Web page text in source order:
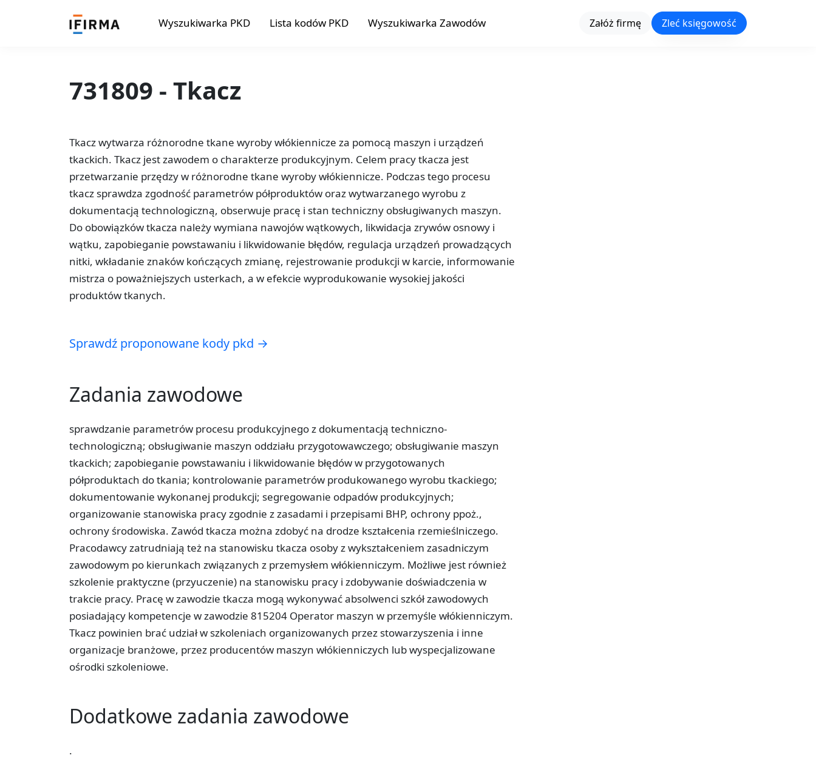
Wyszukiwarka PKD Lista kodów PKD Wyszukiwarka Zawodów Załóż firmę Zleć księgowość
731809 - Tkacz
Tkacz wytwarza różnorodne tkane wyroby włókiennicze za pomocą maszyn i urządzeń
tkackich. Tkacz jest zawodem o charakterze produkcyjnym. Celem pracy tkacza jest
przetwarzanie przędzy w różnorodne tkane wyroby włókiennicze. Podczas tego procesu
tkacz sprawdza zgodność parametrów półproduktów oraz wytwarzanego wyrobu z
dokumentacją technologiczną, obserwuje pracę i stan techniczny obsługiwanych maszyn.
Do obowiązków tkacza należy wymiana nawojów wątkowych, likwidacja zrywów osnowy i
wątku, zapobieganie powstawaniu i likwidowanie błędów, regulacja urządzeń prowadzących
nitki, wkładanie znaków kończących zmianę, rejestrowanie produkcji w karcie, informowanie
mistrza o poważniejszych usterkach, a w efekcie wyprodukowanie wysokiej jakości
produktów tkanych.
Sprawdź proponowane kody pkd →
Zadania zawodowe
sprawdzanie parametrów procesu produkcyjnego z dokumentacją techniczno-
technologiczną; obsługiwanie maszyn oddziału przygotowawczego; obsługiwanie maszyn
tkackich; zapobieganie powstawaniu i likwidowanie błędów w przygotowanych
półproduktach do tkania; kontrolowanie parametrów produkowanego wyrobu tkackiego;
dokumentowanie wykonanej produkcji; segregowanie odpadów produkcyjnych;
organizowanie stanowiska pracy zgodnie z zasadami i przepisami BHP, ochrony ppoż.,
ochrony środowiska. Zawód tkacza można zdobyć na drodze kształcenia rzemieślniczego.
Pracodawcy zatrudniają też na stanowisku tkacza osoby z wykształceniem zasadniczym
zawodowym po kierunkach związanych z przemysłem włókienniczym. Możliwe jest również
szkolenie praktyczne (przyuczenie) na stanowisku pracy i zdobywanie doświadczenia w
trakcie pracy. Pracę w zawodzie tkacza mogą wykonywać absolwenci szkół zawodowych
posiadający kompetencje w zawodzie 815204 Operator maszyn w przemyśle włókienniczym.
Tkacz powinien brać udział w szkoleniach organizowanych przez stowarzyszenia i inne
organizacje branżowe, przez producentów maszyn włókienniczych lub wyspecjalizowane
ośrodki szkoleniowe.
Dodatkowe zadania zawodowe
.